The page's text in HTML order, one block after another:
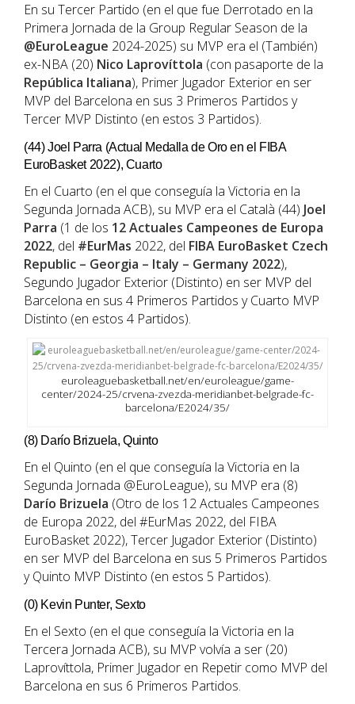
En su Tercer Partido (en el que fue Derrotado en la
Primera Jornada de la Group Regular Season de la
@EuroLeague 2024-2025) su MVP era el (También)
ex-NBA (20) Nico Laprovíttola (con pasaporte de la
República Italiana), Primer Jugador Exterior en ser
MVP del Barcelona en sus 3 Primeros Partidos y
Tercer MVP Distinto (en estos 3 Partidos).
(44) Joel Parra (Actual Medalla de Oro en el FIBA
EuroBasket 2022), Cuarto
En el Cuarto (en el que conseguía la Victoria en la
Segunda Jornada ACB), su MVP era el Català (44) Joel
Parra (1 de los 12 Actuales Campeones de Europa
2022, del #EurMas 2022, del FIBA EuroBasket Czech
Republic – Georgia – Italy – Germany 2022),
Segundo Jugador Exterior (Distinto) en ser MVP del
Barcelona en sus 4 Primeros Partidos y Cuarto MVP
Distinto (en estos 4 Partidos).
euroleaguebasketball.net/en/euroleague/game-
center/2024-25/crvena-zvezda-meridianbet-belgrade-fc-
barcelona/E2024/35/
(8) Darío Brizuela, Quinto
En el Quinto (en el que conseguía la Victoria en la
Segunda Jornada @EuroLeague), su MVP era (8)
Darío Brizuela (Otro de los 12 Actuales Campeones
de Europa 2022, del #EurMas 2022, del FIBA
EuroBasket 2022), Tercer Jugador Exterior (Distinto)
en ser MVP del Barcelona en sus 5 Primeros Partidos
y Quinto MVP Distinto (en estos 5 Partidos).
(0) Kevin Punter, Sexto
En el Sexto (en el que conseguía la Victoria en la
Tercera Jornada ACB), su MVP volvía a ser (20)
Laprovíttola, Primer Jugador en Repetir como MVP del
Barcelona en sus 6 Primeros Partidos.